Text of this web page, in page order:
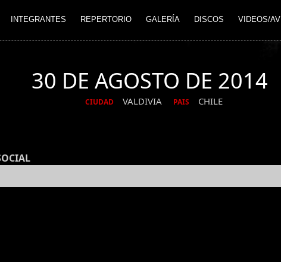
INTEGRANTES REPERTORIO GALERÍA DISCOS VIDEOS/AV
30 DE AGOSTO DE 2014
CIUDAD VALDIVIA PAIS CHILE